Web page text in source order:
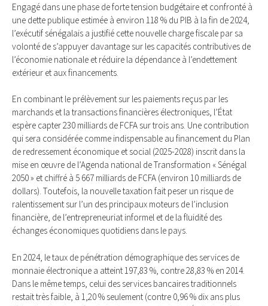
Engagé dans une phase de forte tension budgétaire et confronté à
une dette publique estimée à environ 118 % du PIB à la fin de 2024,
l’exécutif sénégalais a justifié cette nouvelle charge fiscale par sa
volonté de s’appuyer davantage sur les capacités contributives de
l’économie nationale et réduire la dépendance à l’endettement
extérieur et aux financements.
En combinant le prélèvement sur les paiements reçus par les
marchands et la transactions financières électroniques, l’État
espère capter 230 milliards de FCFA sur trois ans. Une contribution
qui sera considérée comme indispensable au financement du Plan
de redressement économique et social (2025-2028) inscrit dans la
mise en œuvre de l’Agenda national de Transformation « Sénégal
2050 » et chiffré à 5 667 milliards de FCFA (environ 10 milliards de
dollars). Toutefois, la nouvelle taxation fait peser un risque de
ralentissement sur l’un des principaux moteurs de l’inclusion
financière, de l’entrepreneuriat informel et de la fluidité des
échanges économiques quotidiens dans le pays.
En 2024, le taux de pénétration démographique des services de
monnaie électronique a atteint 197,83 %, contre 28,83 % en 2014.
Dans le même temps, celui des services bancaires traditionnels
restait très faible, à 1,20 % seulement (contre 0,96 % dix ans plus